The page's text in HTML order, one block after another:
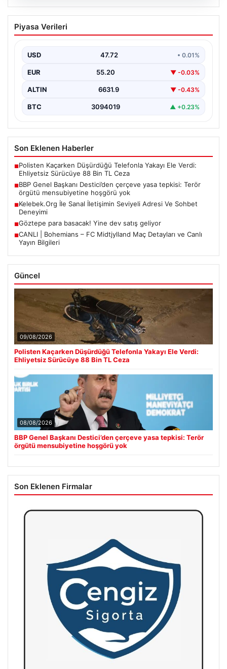
08.08.2026
BBP Genel Başkanı Destici’den çerçeve
yasa tepkisi: Terör örgütü
Büyük Birlik Partisi Genel Başkanı Mustafa Destici,
toplantısında Meclis…
Piyasa Verileri
USD 47.72 • 0.01%
EUR 55.20 ▼ -0.03%
ALTIN 6631.9 ▼ -0.43%
BTC 3094019 ▲ +0.23%
Son Eklenen Haberler
■Polisten Kaçarken Düşürdüğü Telefonla Yakayı Ele Verdi:
Ehliyetsiz Sürücüye 88 Bin TL Ceza
■BBP Genel Başkanı Destici’den çerçeve yasa tepkisi: Terör
örgütü mensubiyetine hoşgörü yok
■Kelebek.Org İle Sanal İletişimin Seviyeli Adresi Ve Sohbet
Deneyimi
■Göztepe para basacak! Yine dev satış geliyor
■CANLI | Bohemians – FC Midtjylland Maç Detayları ve Canlı
Yayın Bilgileri
Güncel
09/08/2026
Polisten Kaçarken Düşürdüğü Telefonla Yakayı Ele Verdi:
Ehliyetsiz Sürücüye 88 Bin TL Ceza
08/08/2026
BBP Genel Başkanı Destici’den çerçeve yasa tepkisi: Terör
örgütü mensubiyetine hoşgörü yok
Son Eklenen Firmalar